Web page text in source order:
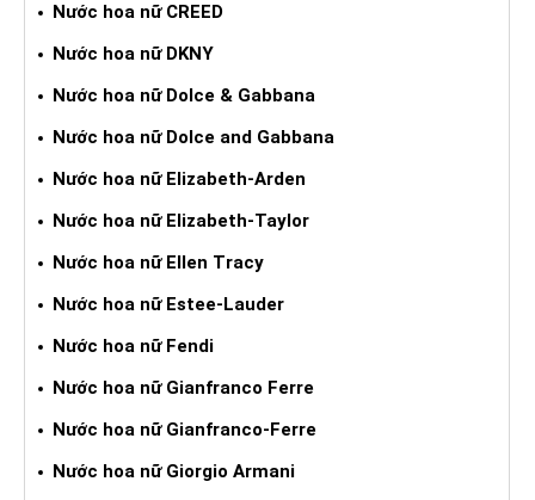
Nước hoa nữ CREED
Nước hoa nữ DKNY
Nước hoa nữ Dolce & Gabbana
Nước hoa nữ Dolce and Gabbana
Nước hoa nữ Elizabeth-Arden
Nước hoa nữ Elizabeth-Taylor
Nước hoa nữ Ellen Tracy
Nước hoa nữ Estee-Lauder
Nước hoa nữ Fendi
Nước hoa nữ Gianfranco Ferre
Nước hoa nữ Gianfranco-Ferre
Nước hoa nữ Giorgio Armani